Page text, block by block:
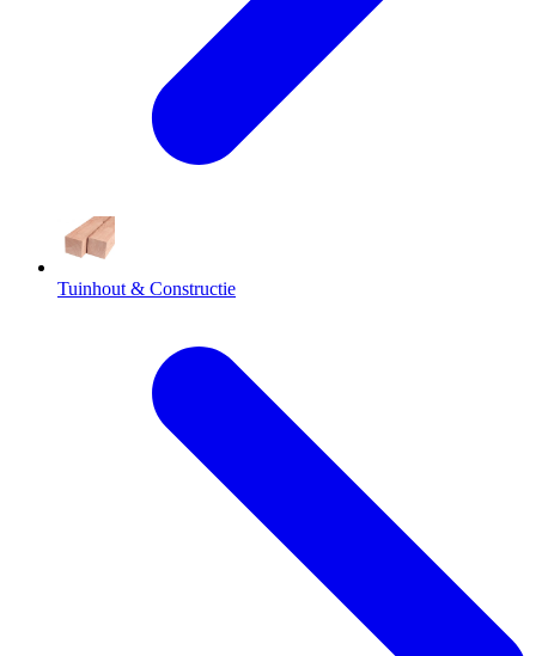
Tuinhout & Constructie